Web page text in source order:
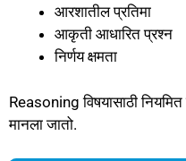
आरशातील प्रतिमा
आकृती आधारित प्रश्न
निर्णय क्षमता
Reasoning विषयासाठी नियमित
मानला जातो.